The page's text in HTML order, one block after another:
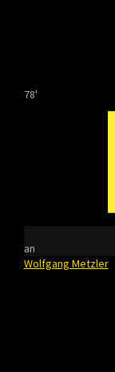
78'
an
Wolfgang Metzler